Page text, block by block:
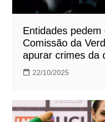
Entidades
Comissão da
apurar crimes da
22/10/2025